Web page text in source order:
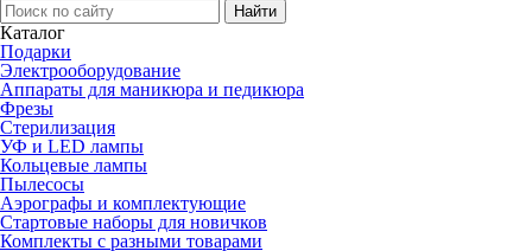
Каталог
Подарки
Электро­оборудование
Аппараты для маникюра и педикюра
Фрезы
Стерилизация
УФ и LED лампы
Кольцевые лампы
Пылесосы
Аэрографы и комплектующие
Стартовые наборы для новичков
Комплекты с разными товарами